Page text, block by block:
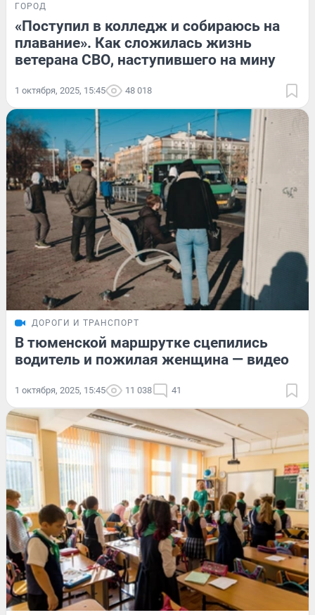
ГОРОД
«Поступил в колледж и собираюсь на
плавание». Как сложилась жизнь
ветерана СВО, наступившего на мину
1 октября, 2025, 15:45 48 018
ДОРОГИ И ТРАНСПОРТ
В тюменской маршрутке сцепились
водитель и пожилая женщина — видео
1 октября, 2025, 15:45 11 038 41